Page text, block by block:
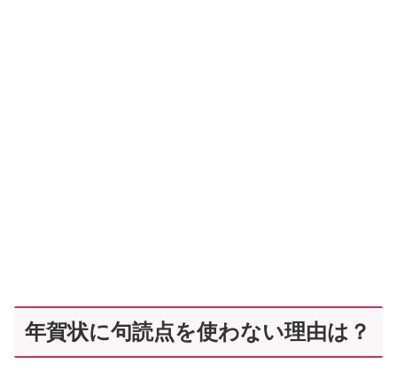
年賀状に句読点を使わない理由は？